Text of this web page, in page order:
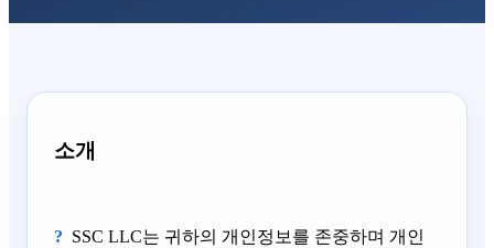
소개
SSC LLC는 귀하의 개인정보를 존중하며 개인